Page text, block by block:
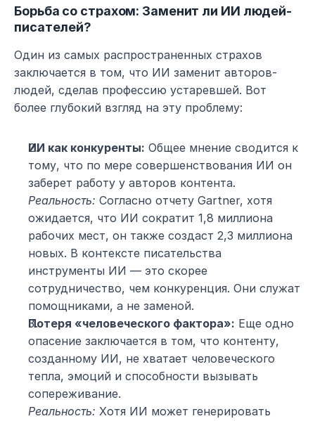
Борьба со страхом: Заменит ли ИИ людей-
писателей?
Один из самых распространенных страхов
заключается в том, что ИИ заменит авторов-
людей, сделав профессию устаревшей. Вот
более глубокий взгляд на эту проблему:
ИИ как конкуренты: Общее мнение сводится к
тому, что по мере совершенствования ИИ он
заберет работу у авторов контента.
Реальность: Согласно отчету Gartner, хотя
ожидается, что ИИ сократит 1,8 миллиона
рабочих мест, он также создаст 2,3 миллиона
новых. В контексте писательства
инструменты ИИ — это скорее
сотрудничество, чем конкуренция. Они служат
помощниками, а не заменой.
Потеря «человеческого фактора»: Еще одно
опасение заключается в том, что контенту,
созданному ИИ, не хватает человеческого
тепла, эмоций и способности вызывать
сопереживание.
Реальность: Хотя ИИ может генерировать